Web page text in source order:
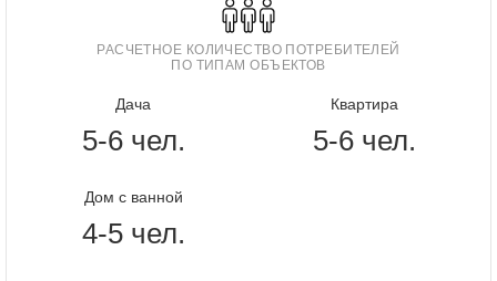
РАСЧЕТНОЕ КОЛИЧЕСТВО ПОТРЕБИТЕЛЕЙ
ПО ТИПАМ ОБЪЕКТОВ
Дача
5-6 чел.
Квартира
5-6 чел.
Дом с ванной
4-5 чел.